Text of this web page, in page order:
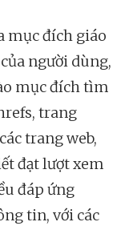
mục đích giáo
người dùng,
mục đích tìm
trang
trang web,
đạt lượt xem
đáp ứng
tin, với các